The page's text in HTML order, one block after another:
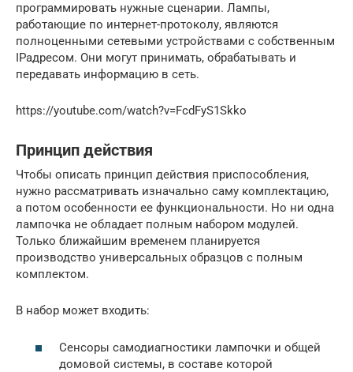
программировать нужные сценарии. Лампы,
работающие по интернет-протоколу, являются
полноценными сетевыми устройствами с собственным
IPадресом. Они могут принимать, обрабатывать и
передавать информацию в сеть.
https://youtube.com/watch?v=FcdFyS1Skko
Принцип действия
Чтобы описать принцип действия приспособления,
нужно рассматривать изначально саму комплектацию,
а потом особенности ее функциональности. Но ни одна
лампочка не обладает полным набором модулей.
Только ближайшим временем планируется
производство универсальных образцов с полным
комплектом.
В набор может входить:
Сенсоры самодиагностики лампочки и общей
домовой системы, в составе которой